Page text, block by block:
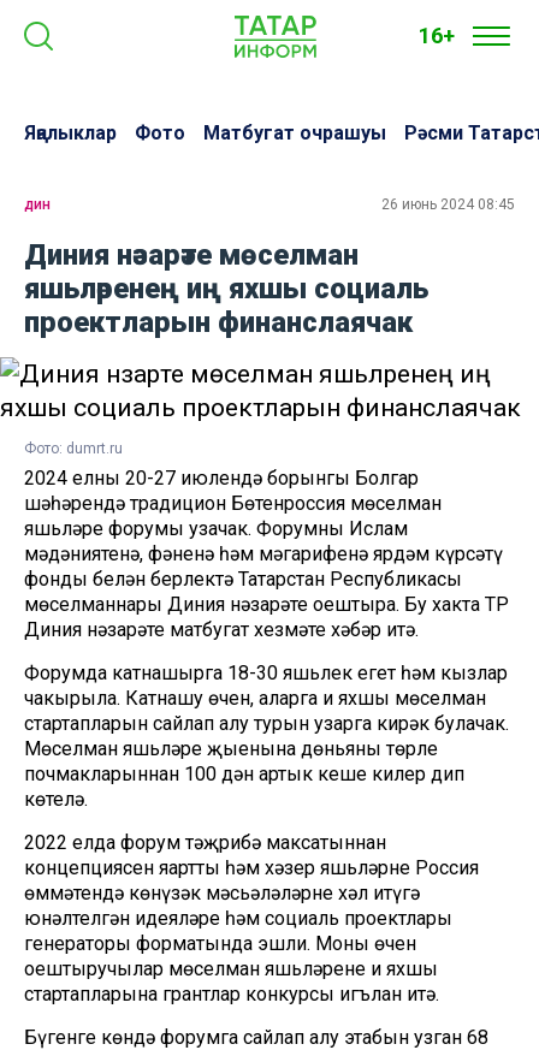
16+
Яңалыклар Фото Матбугат очрашуы Рәсми
дин 26 июнь 2024 08:45
Диния нәзарәте мөселман
яшьләренең иң яхшы социаль
проектларын финанслаячак
Фото: dumrt.ru
2024 елның 20-27 июлендә борынгы Болгар
шәһәрендә традицион Бөтенроссия мөселман
яшьләре форумы узачак. Форумны Ислам
мәдәниятенә, фәненә һәм мәгарифенә ярдәм күрсәтү
фонды белән берлектә Татарстан Республикасы
мөселманнары Диния нәзарәте оештыра. Бу хакта ТР
Диния нәзарәте матбугат хезмәте хәбәр итә.
Форумда катнашырга 18-30 яшьлек егет һәм кызлар
чакырыла. Катнашу өчен, аларга иң яхшы мөселман
стартапларын сайлап алу турын узарга кирәк булачак.
Мөселман яшьләре җыенына дөньяның төрле
почмакларыннан 100 дән артык кеше килер дип
көтелә.
2022 елда форум тәҗрибә максатыннан
концепциясен яңартты һәм хәзер яшьләрнең Россия
өммәтендә көнүзәк мәсьәләләрне хәл итүгә
юнәлтелгән идеяләре һәм социаль проектлары
генераторы форматында эшли. Моның өчен
оештыручылар мөселман яшьләренең иң яхшы
стартапларына грантлар конкурсы игълан итә.
Бүгенге көндә форумга сайлап алу этабын узган 68